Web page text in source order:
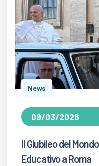
News
09/03/2026
Il Giubileo del Mondo
Educativo a Roma